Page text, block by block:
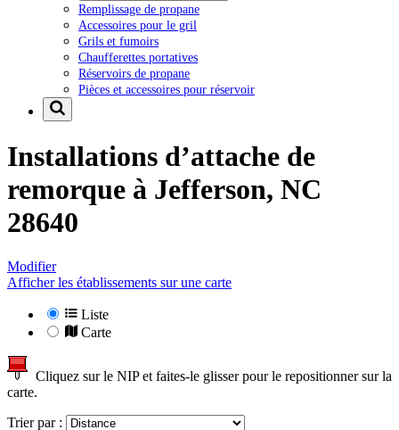
Remplissage de propane
Accessoires pour le gril
Grils et fumoirs
Chaufferettes portatives
Réservoirs de propane
Pièces et accessoires pour réservoir
Installations d’attache de
remorque à Jefferson, NC
28640
Modifier
Afficher les établissements sur une carte
Liste
Carte
Cliquez sur le NIP et faites-le glisser pour le repositionner sur la
carte.
Trier par :